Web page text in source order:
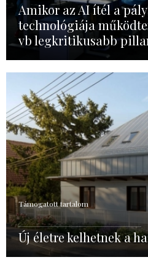
Amikor az AI ítél a
technológiája
vb legkritikusabb
Támogatott tartalom
Új életre kelhetnek a